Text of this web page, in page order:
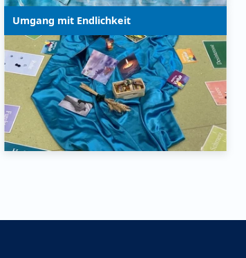
Umgang mit Endlichkeit